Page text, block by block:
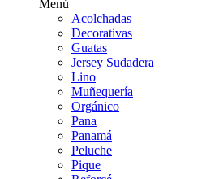
Menú
Acolchadas
Decorativas
Guatas
Jersey Sudadera
Lino
Muñequería
Orgánico
Pana
Panamá
Peluche
Pique